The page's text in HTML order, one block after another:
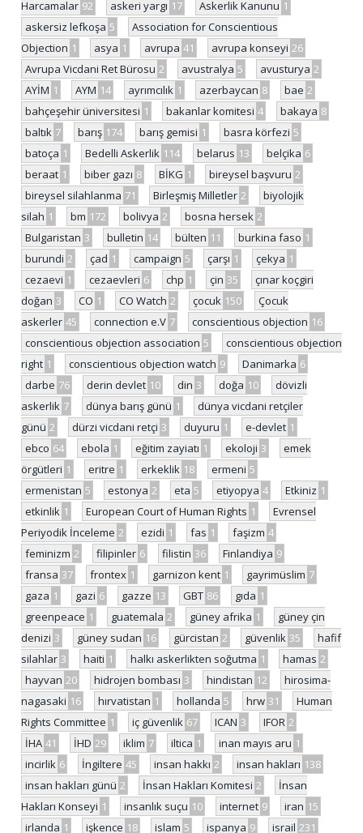
Harcamalar 92 askeri yargı 17 Askerlik Kanunu 1
askersiz lefkoşa 5
Association for Conscientious
Objection 1 asya 1 avrupa 41 avrupa konseyi 26
Avrupa Vicdani Ret Bürosu 2 avustralya 5 avusturya 2
AYİM 1 AYM 14 ayrımcılık 1 azerbaycan 8 bae 2
bahçeşehir üniversitesi 1 bakanlar komitesi 4 bakaya 8
baltık 7 barış 174 barış gemisi 1 basra körfezi 5
batoça 1 Bedelli Askerlik 114 belarus 13 belçika 6
beraat 1 biber gazı 8 BİKG 1 bireysel başvuru 2
bireysel silahlanma 71 Birleşmiş Milletler 2
biyolojik
silah 1 bm 172 bolivya 2 bosna hersek 2
Bulgaristan 3 bulletin 14 bülten 11 burkina faso 1
burundi 2 çad 1 campaign 5 çarşı 1 çekya 1
cezaevi 1 cezaevleri 6 chp 1 çin 35
çınar koçgiri
doğan 3 CO 1 CO Watch 2 çocuk 150
Çocuk
askerler 45 connection e.V 7 conscientious objection 16
conscientious objection association 5
conscientious objection
right 1 conscientious objection watch 9 Danimarka 6
darbe 76 derin devlet 10 din 3 doğa 10
dövizli
askerlik 7 dünya barış günü 1
dünya vicdani retçiler
günü 2 dürzi vicdani retçi 3 duyuru 1 e-devlet 1
ebco 64 ebola 1 eğitim zayiatı 1 ekoloji 3
emek
örgütleri 1 eritre 1 erkeklik 18 ermeni 5
ermenistan 5 estonya 2 eta 5 etiyopya 4 Etkiniz 1
etkinlik 1 European Court of Human Rights 1
Evrensel
Periyodik İnceleme 2 ezidi 1 fas 1 faşizm 4
feminizm 2 filipinler 6 filistin 36 Finlandiya 9
fransa 37 frontex 1 garnizon kent 1 gayrimüslim 7
gaza 1 gazi 6 gazze 13 GBT 86 gıda 1
greenpeace 1 guatemala 2 güney afrika 1
güney çin
denizi 3 güney sudan 16 gürcistan 2 güvenlik 35
hafif
silahlar 3 haiti 1 halkı askerlikten soğutma 1 hamas 2
hayvan 20 hidrojen bombası 3 hindistan 12
hirosima-
nagasaki 16 hırvatistan 1 hollanda 5 hrw 31
Human
Rights Committee 1 iç güvenlik 67 ICAN 3 IFOR 2
İHA 41 İHD 29 iklim 7 iltica 1 inan mayıs aru 1
incirlik 6 İngiltere 45 insan hakkı 2 insan hakları 138
insan hakları günü 2 İnsan Hakları Komitesi 2
İnsan
Hakları Konseyi 1 insanlık suçu 10 internet 9 iran 15
irlanda 1 işkence 18 islam 5 ispanya 9 israil 231